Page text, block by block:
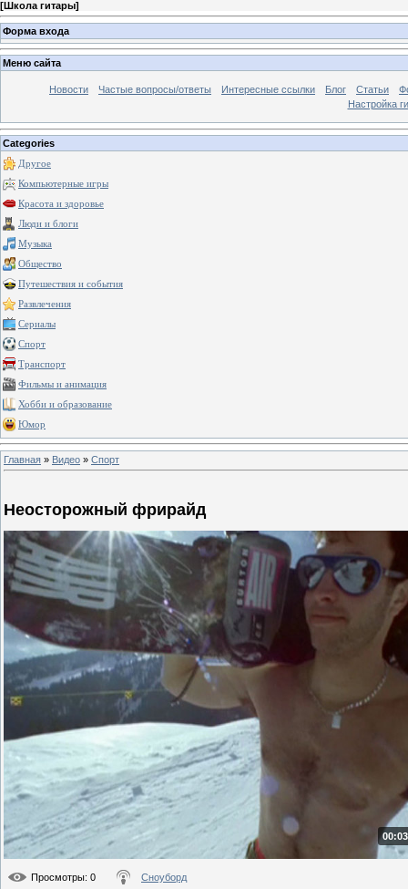
[Школа гитары]
Форма входа
Меню сайта
Новости Частые вопросы/ответы Интересные ссылки Блог Статьи
Настройка
Categories
Другое
Компьютерные игры
Красота и здоровье
Люди и блоги
Музыка
Общество
Путешествия и события
Развлечения
Сериалы
Спорт
Транспорт
Фильмы и анимация
Хобби и образование
Юмор
Главная » Видео » Спорт
Неосторожный фрирайд
Просмотры: 0 Сноуборд